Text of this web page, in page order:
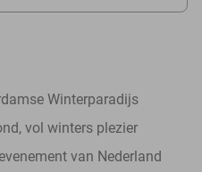
Winterparadijs
vol winters plezier
van Nederland